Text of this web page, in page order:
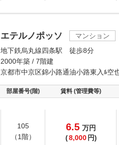
エテルノポッソ
マンション
地下鉄烏丸線四条駅 徒歩8分
2000年築 / 7階建
京都市中京区錦小路通油小路東入ﾙ空
部屋番号(階) 賃料 (管理費等)
105
（1階）
6.5 万円
(8,000 円)